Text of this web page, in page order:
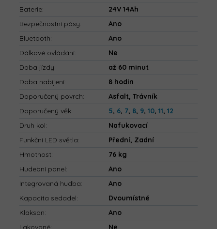
Baterie:
24V 14Ah
Bezpečnostní pásy:
Ano
Bluetooth:
Ano
Dálkové ovládání:
Ne
Doba jízdy:
až 60 minut
Doba nabíjení:
8 hodin
Doporučený povrch:
Asfalt, Trávník
Doporučený věk: 5, 6, 7, 8, 9, 10, 11, 12
Druh kol:
Nafukovací
Funkční LED světla:
Přední, Zadní
Hmotnost:
76 kg
Hudební panel:
Ano
Integrovaná hudba:
Ano
Kapacita sedadel:
Dvoumístné
Klakson:
Ano